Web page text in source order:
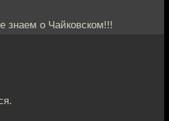
знаем о Чайковском!!!